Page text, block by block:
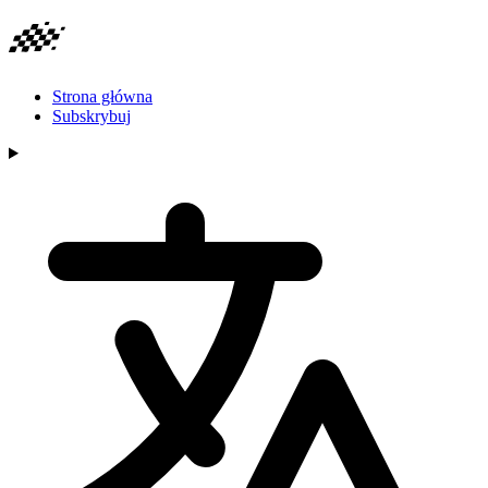
Strona główna
Subskrybuj